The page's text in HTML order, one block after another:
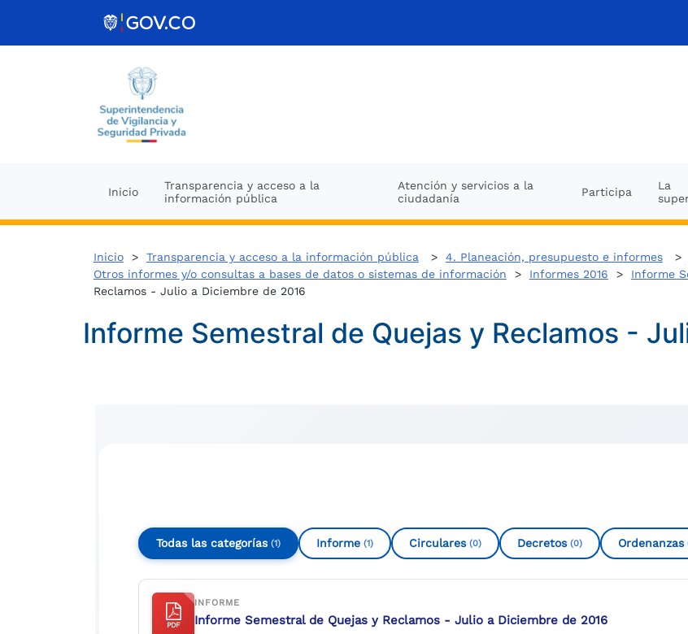
Inicio
Transparencia y acceso a la
información pública
Atención y servicios a la
ciudadanía
Participa
La
Inicio> Transparencia y acceso a la información pública > 4. Planeación, presupuesto e informes>
Otros informes y/o consultas a bases de datos o sistemas de información > Informes 2016 > Informe
Reclamos - Julio a Diciembre de 2016
Informe Semestral de Quejas y Reclamos -
Todas las categorías (1) Informe (1) Circulares (0) Decretos (0) Ordenanzas
PDF
INFORME
Informe Semestral de Quejas y Reclamos - Julio a Diciembre de 2016